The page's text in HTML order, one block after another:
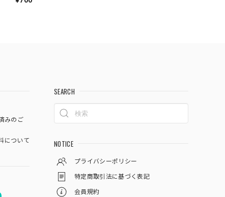
みのご
について
SEARCH
NOTICE
プライバシーポリシー
特定商取引法に基づく表記
会員規約